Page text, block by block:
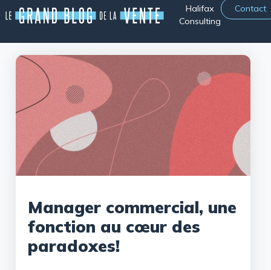
Halifax
Consulting
Contact
Manager commercial, une
fonction au cœur des
paradoxes!